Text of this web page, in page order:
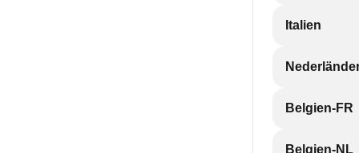
Italien
Belgien-FR
Belgien-NL